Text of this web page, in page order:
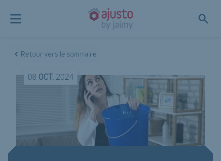
Retour vers le sommaire
08 OCT. 2024